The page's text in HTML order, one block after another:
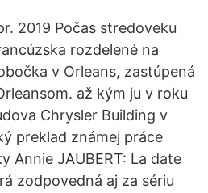
2019 Počas stredoveku
rozdelené na
v Orleans, zastúpená
až kým ju v roku
Chrysler Building v
preklad známej práce
Annie JAUBERT: La date
zodpovedná aj za sériu